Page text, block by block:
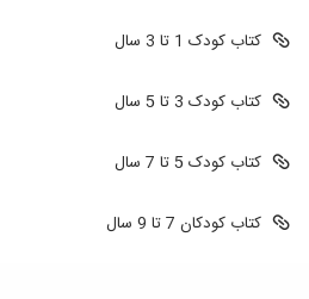
کتاب کودک 1 تا 3 سال
کتاب کودک 3 تا 5 سال
کتاب کودک 5 تا 7 سال
کتاب کودکان 7 تا 9 سال